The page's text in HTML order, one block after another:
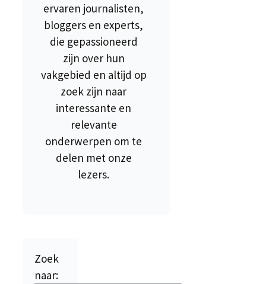
ervaren journalisten,
bloggers en experts,
die gepassioneerd
zijn over hun
vakgebied en altijd op
zoek zijn naar
interessante en
relevante
onderwerpen om te
delen met onze
lezers.
Zoek
naar: